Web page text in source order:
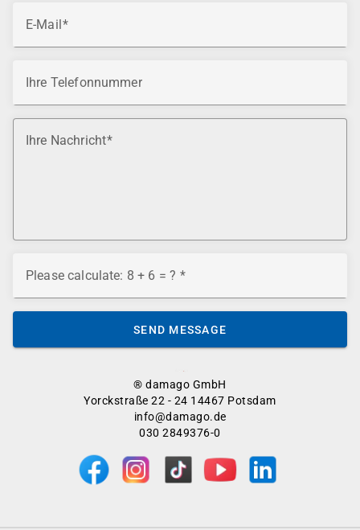
® damago GmbH
Yorckstraße 22 - 24 14467 Potsdam
info@damago.de
030 2849376-0
E-Mail
Ihre Telefonnummer
Ihre Nachricht
Please calculate: 8 + 6 = ?
SEND MESSAGE